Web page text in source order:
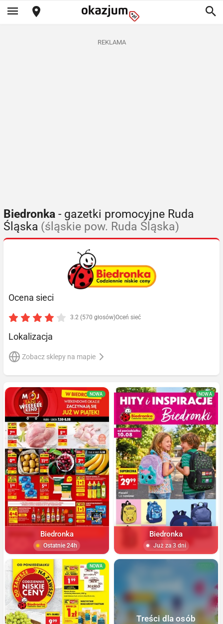
REKLAMA
Biedronka - gazetki promocyjne Ruda
Śląska (śląskie pow. Ruda Śląska)
Ocena sieci
3.2 (570 głosów)Oceń sieć
Lokalizacja
Zobacz sklepy na mapie
NOWA
Biedronka
Ostatnie 24h
NOWA
Biedronka
Już za 3 dni
NOWA
Treści dla osób